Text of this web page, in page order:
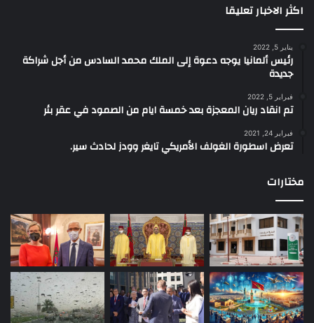
اكثر الاخبار تعليقا
يناير 5, 2022
رئيس ألمانيا يوجه دعوة إلى الملك محمد السادس من أجل شراكة
جديدة
فبراير 5, 2022
تم انقاد ريان المعجزة بعد خمسة ايام من الصمود في عقر بئر
فبراير 24, 2021
تعرض اسطورة الغولف الأمريكي تايغر وودز لحادث سير.
مختارات